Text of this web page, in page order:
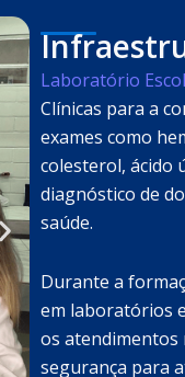
Laboratório
Clínicas para a
exames como
colesterol, ácido
diagnóstico de
saúde.
Durante a
em laboratórios
os atendimentos
segurança para